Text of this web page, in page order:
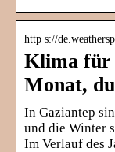
http s://
Klima für
Monat,
In Gaziantep
und die Winter
Im Verlauf des